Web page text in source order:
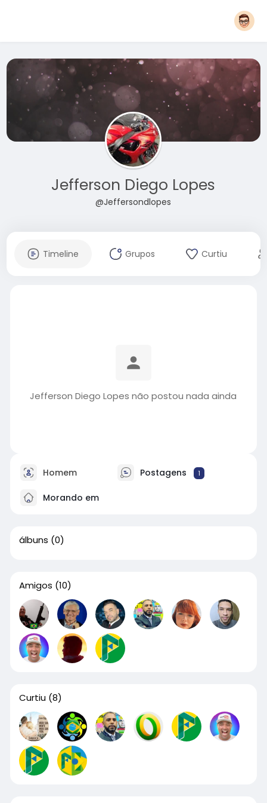
Jefferson Diego Lopes
@Jeffersondlopes
Timeline Grupos Curtiu
Jefferson Diego Lopes não postou nada ainda
Homem Postagens 1
Morando em
álbuns (0)
Amigos (10)
Curtiu (8)